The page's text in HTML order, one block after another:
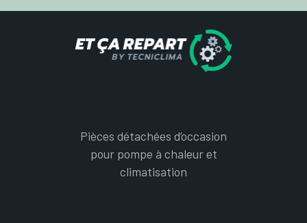
Pièces détachées d’occasion
pour pompe à chaleur et
climatisation